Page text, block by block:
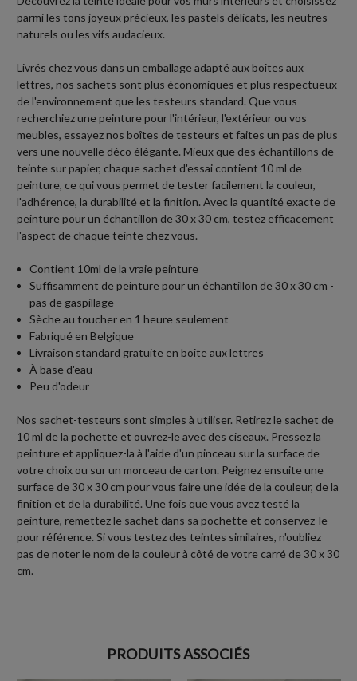
parmi les tons joyeux précieux, les pastels délicats, les neutres
naturels ou les vifs audacieux.
Livrés chez vous dans un emballage adapté aux boîtes aux
lettres, nos sachets sont plus économiques et plus respectueux
de l'environnement que les testeurs standard. Que vous
recherchiez une peinture pour l'intérieur, l'extérieur ou vos
meubles, essayez nos boîtes de testeurs et faites un pas de plus
vers une nouvelle déco élégante. Mieux que des échantillons de
teinte sur papier, chaque sachet d'essai contient 10 ml de
peinture, ce qui vous permet de tester facilement la couleur,
l'adhérence, la durabilité et la finition. Avec la quantité exacte de
peinture pour un échantillon de 30 x 30 cm, testez efficacement
l'aspect de chaque teinte chez vous.
Contient 10ml de la vraie peinture
Suffisamment de peinture pour un échantillon de 30 x 30 cm -
pas de gaspillage
Sèche au toucher en 1 heure seulement
Fabriqué en Belgique
Livraison standard gratuite en boîte aux lettres
À base d'eau
Peu d'odeur
Nos sachet-testeurs sont simples à utiliser. Retirez le sachet de
10 ml de la pochette et ouvrez-le avec des ciseaux. Pressez la
peinture et appliquez-la à l'aide d'un pinceau sur la surface de
votre choix ou sur un morceau de carton. Peignez ensuite une
surface de 30 x 30 cm pour vous faire une idée de la couleur, de la
finition et de la durabilité. Une fois que vous avez testé la
peinture, remettez le sachet dans sa pochette et conservez-le
pour référence. Si vous testez des teintes similaires, n'oubliez
pas de noter le nom de la couleur à côté de votre carré de 30 x 30
cm.
PRODUITS ASSOCIÉS